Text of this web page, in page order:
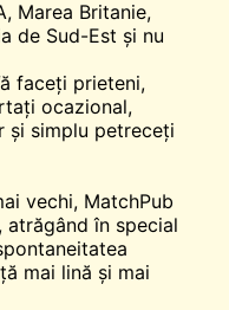
Marea Britanie,
de Sud-Est și nu
faceți prieteni,
ocazional,
și simplu petreceți
vechi, MatchPub
atrăgând în special
mai lină și mai